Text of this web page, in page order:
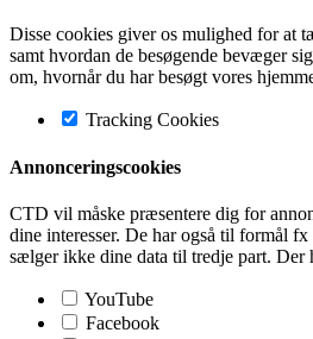
Disse cookies giver os mulighed for at
samt hvordan de besøgende bevæger
om, hvornår du har besøgt vores
Tracking Cookies
Annonceringscookies
CTD vil måske præsentere dig for
dine interesser. De har også til formål
sælger ikke dine data til tredje part.
YouTube
Facebook